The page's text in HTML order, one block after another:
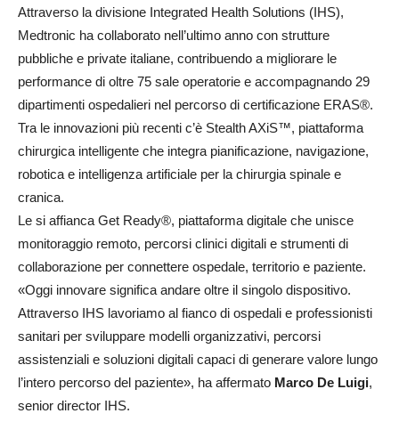
Attraverso la divisione Integrated Health Solutions (IHS),
Medtronic ha collaborato nell’ultimo anno con strutture
pubbliche e private italiane, contribuendo a migliorare le
performance di oltre 75 sale operatorie e accompagnando 29
dipartimenti ospedalieri nel percorso di certificazione ERAS®.
Tra le innovazioni più recenti c’è Stealth AXiS™, piattaforma
chirurgica intelligente che integra pianificazione, navigazione,
robotica e intelligenza artificiale per la chirurgia spinale e
cranica.
Le si affianca Get Ready®, piattaforma digitale che unisce
monitoraggio remoto, percorsi clinici digitali e strumenti di
collaborazione per connettere ospedale, territorio e paziente.
«Oggi innovare significa andare oltre il singolo dispositivo.
Attraverso IHS lavoriamo al fianco di ospedali e professionisti
sanitari per sviluppare modelli organizzativi, percorsi
assistenziali e soluzioni digitali capaci di generare valore lungo
l’intero percorso del paziente», ha affermato Marco De Luigi,
senior director IHS.